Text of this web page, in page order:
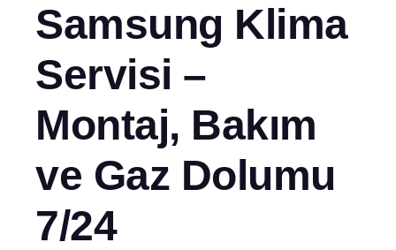
Samsung Klima
Servisi –
Montaj, Bakım
ve Gaz Dolumu
7/24